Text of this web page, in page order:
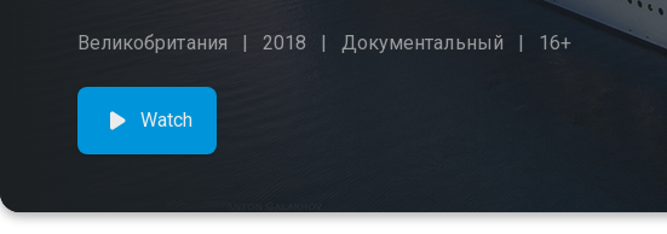
Великобритания 2018 Документальный 16+
Watch